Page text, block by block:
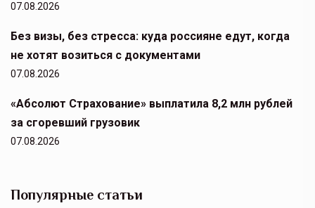
07.08.2026
Без визы, без стресса: куда россияне едут, когда
не хотят возиться с документами
07.08.2026
«Абсолют Страхование» выплатила 8,2 млн рублей
за сгоревший грузовик
07.08.2026
Популярные статьи